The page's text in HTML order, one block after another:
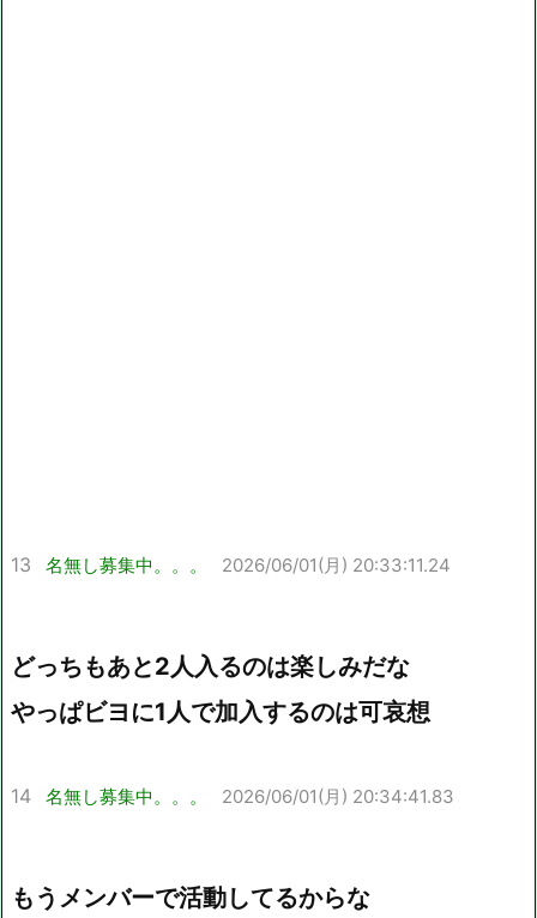
13 名無し募集中。。。 2026/06/01(月) 20:33:11.24
どっちもあと2人入るのは楽しみだな
やっぱビヨに1人で加入するのは可哀想
14 名無し募集中。。。 2026/06/01(月) 20:34:41.83
もうメンバーで活動してるからな